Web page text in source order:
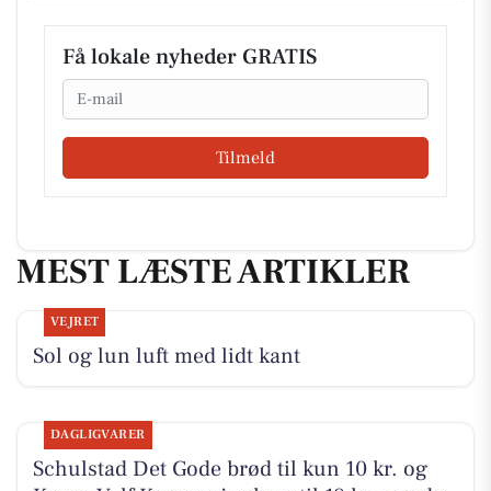
Få lokale nyheder GRATIS
Email
Tilmeld
MEST LÆSTE ARTIKLER
VEJRET
Sol og lun luft med lidt kant
DAGLIGVARER
Schulstad Det Gode brød til kun 10 kr. og